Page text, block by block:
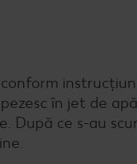
în jet de
După ce s-au